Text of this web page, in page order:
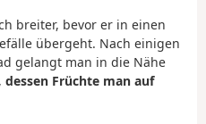
breiter, bevor er in einen
übergeht. Nach einigen
gelangt man in die Nähe
dessen Früchte man auf